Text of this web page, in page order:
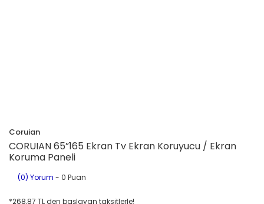
Coruian
CORUIAN 65”165 Ekran Tv Ekran Koruyucu / Ekran
Koruma Paneli
(0) Yorum - 0 Puan
*268,87 TL den başlayan taksitlerle!